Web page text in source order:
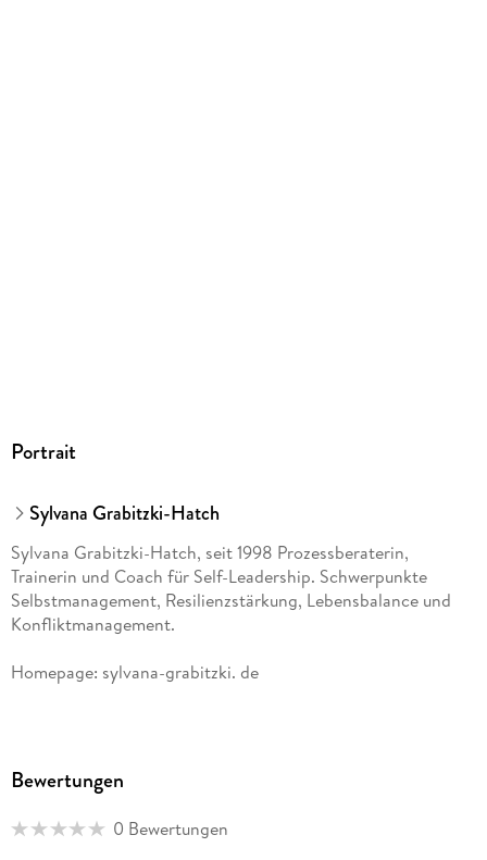
Portrait
Sylvana Grabitzki-Hatch
Sylvana Grabitzki-Hatch, seit 1998 Prozessberaterin,
Trainerin und Coach für Self-Leadership. Schwerpunkte
Selbstmanagement, Resilienzstärkung, Lebensbalance und
Konfliktmanagement.
Homepage: sylvana-grabitzki. de
Bewertungen
0 Bewertungen